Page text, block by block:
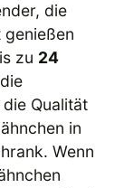
die
zu 24
Qualität
in
Wenn